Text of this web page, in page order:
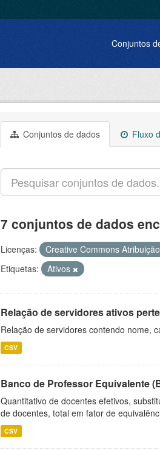
Conjuntos
Conjuntos de dados Fluxo
7 conjuntos de dados
Licenças: Creative Commons Atribuição
Etiquetas:
Ativos
Relação de servidores ativos
Relação de servidores contendo nome,
CSV
Banco de Professor Equivalente
Quantitativo de docentes efetivos,
de docentes, total em fator de
CSV